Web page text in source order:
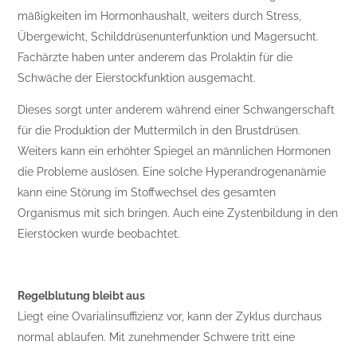
mäßigkeiten im Hormonhaushalt, weiters durch Stress,
Übergewicht, Schilddrüsenunterfunktion und Magersucht.
Fachärzte haben unter anderem das Prolaktin für die
Schwäche der Eierstockfunktion ausgemacht.
Dieses sorgt unter anderem während einer Schwangerschaft
für die Produktion der Muttermilch in den Brustdrüsen.
Weiters kann ein erhöhter Spiegel an männlichen Hormonen
die Probleme auslösen. Eine solche Hyperandrogenanämie
kann eine Störung im Stoffwechsel des gesamten
Organismus mit sich bringen. Auch eine Zystenbildung in den
Eierstöcken wurde beobachtet.
Regelblutung bleibt aus
Liegt eine Ovarialinsuffizienz vor, kann der Zyklus durchaus
normal ablaufen. Mit zunehmender Schwere tritt eine